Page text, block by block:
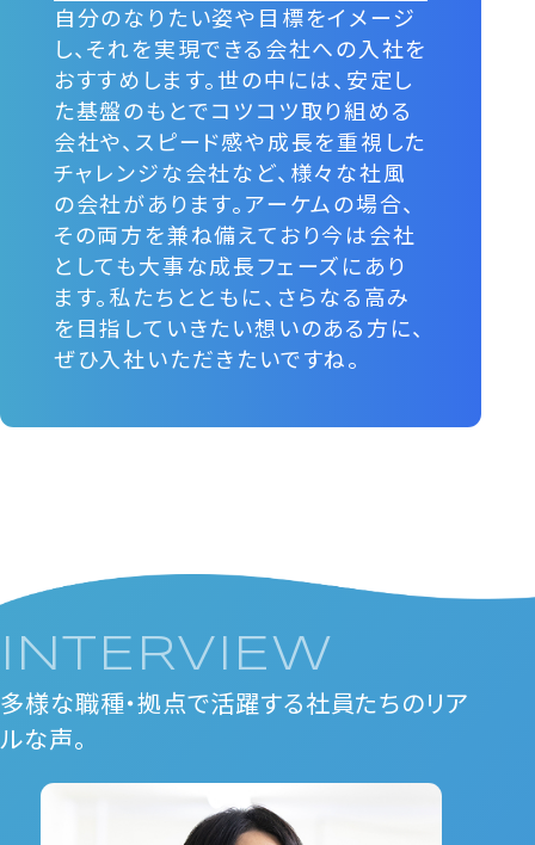
自分のなりたい姿や目標をイメージ
し、それを実現できる会社への入社を
おすすめします。世の中には、安定し
た基盤のもとでコツコツ取り組める
会社や、スピード感や成長を重視した
チャレンジな会社など、様々な社風
の会社があります。アーケムの場合、
その両方を兼ね備えており今は会社
としても大事な成長フェーズにあり
ます。私たちとともに、さらなる高み
を目指していきたい想いのある方に、
ぜひ入社いただきたいですね。
INTERVIEW
多様な職種・拠点で活躍する社員たちのリア
ルな声。